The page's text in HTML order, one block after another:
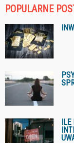
POPULARNE
ILE